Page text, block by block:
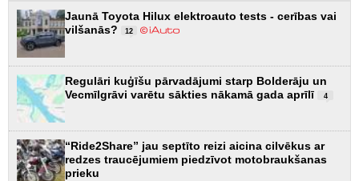
Jaunā Toyota Hilux elektroauto tests - cerības vai
vilšanās?
12
Regulāri kuģīšu pārvadājumi starp Bolderāju un
Vecmīlgrāvi varētu sākties nākamā gada aprīlī
4
“Ride2Share” jau septīto reizi aicina cilvēkus ar
redzes traucējumiem piedzīvot motobraukšanas
prieku